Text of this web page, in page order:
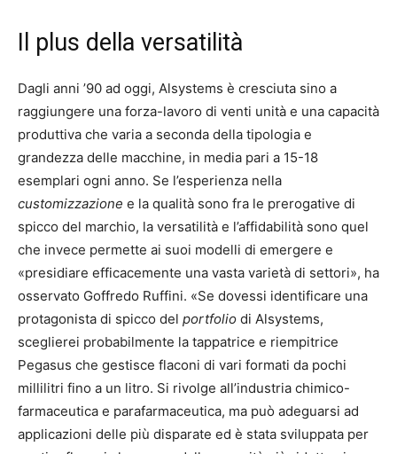
Il plus della versatilità
Dagli anni ’90 ad oggi, Alsystems è cresciuta sino a
raggiungere una forza-lavoro di venti unità e una capacità
produttiva che varia a seconda della tipologia e
grandezza delle macchine, in media pari a 15-18
esemplari ogni anno. Se l’esperienza nella
customizzazione e la qualità sono fra le prerogative di
spicco del marchio, la versatilità e l’affidabilità sono quel
che invece permette ai suoi modelli di emergere e
«presidiare efficacemente una vasta varietà di settori», ha
osservato Goffredo Ruffini. «Se dovessi identificare una
protagonista di spicco del portfolio di Alsystems,
sceglierei probabilmente la tappatrice e riempitrice
Pegasus che gestisce flaconi di vari formati da pochi
millilitri fino a un litro. Si rivolge all’industria chimico-
farmaceutica e parafarmaceutica, ma può adeguarsi ad
applicazioni delle più disparate ed è stata sviluppata per